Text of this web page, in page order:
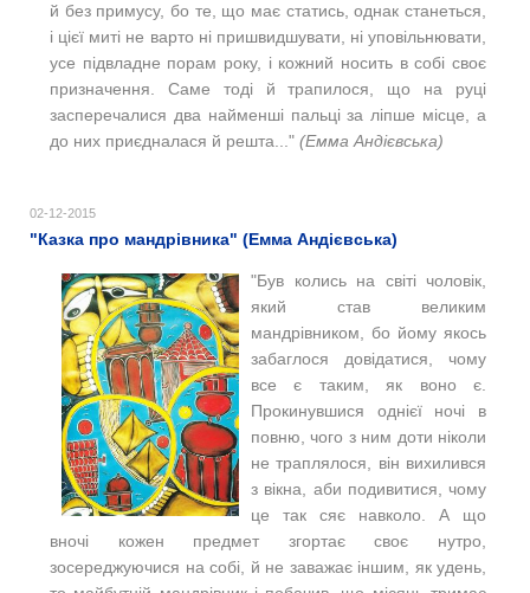
й без примусу, бо те, що має статись, однак станеться,
і цієї миті не варто ні пришвидшувати, ні уповільнювати,
усе підвладне порам року, і кожний носить в собі своє
призначення. Саме тоді й трапилося, що на руці
засперечалися два найменші пальці за ліпше місце, а
до них приєдналася й решта..." (Емма Андієвська)
02-12-2015
"Казка про мандрівника" (Емма Андієвська)
"Був колись на світі чоловік,
який став великим
мандрівником, бо йому якось
забаглося довідатися, чому
все є таким, як воно є.
Прокинувшися однієї ночі в
повню, чого з ним доти ніколи
не траплялося, він вихилився
з вікна, аби подивитися, чому
це так сяє навколо. А що
вночі кожен предмет згортає своє нутро,
зосереджуючися на собі, й не заважає іншим, як удень,